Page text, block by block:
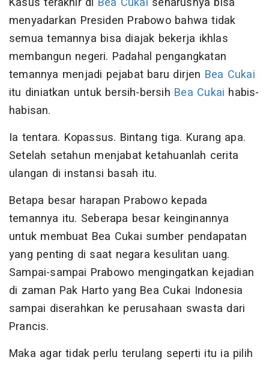
menyadarkan Presiden Prabowo bahwa tidak
semua temannya bisa diajak bekerja ikhlas
membangun negeri. Padahal pengangkatan
temannya menjadi pejabat baru dirjen Bea Cukai
itu diniatkan untuk bersih-bersih Bea Cukai habis-
habisan.
Ia tentara. Kopassus. Bintang tiga. Kurang apa.
Setelah setahun menjabat ketahuanlah cerita
ulangan di instansi basah itu.
Betapa besar harapan Prabowo kepada
temannya itu. Seberapa besar keinginannya
untuk membuat Bea Cukai sumber pendapatan
yang penting di saat negara kesulitan uang.
Sampai-sampai Prabowo mengingatkan kejadian
di zaman Pak Harto yang Bea Cukai Indonesia
sampai diserahkan ke perusahaan swasta dari
Prancis.
Maka agar tidak perlu terulang seperti itu ia pilih